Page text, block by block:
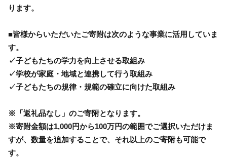
ります。
■皆様からいただいたご寄附は次のような事業に活用していま
す。
✓子どもたちの学力を向上させる取組み
✓学校が家庭・地域と連携して行う取組み
✓子どもたちの規律・規範の確立に向けた取組み
※「返礼品なし」のご寄附となります。
※寄附金額は1,000円から100万円の範囲でご選択いただけま
すが、数量を追加することで、それ以上のご寄附も可能で
す。